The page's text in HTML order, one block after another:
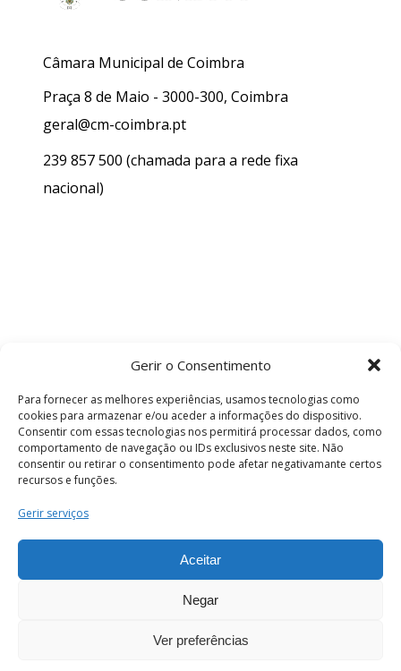
Gerir o Consentimento
Para fornecer as melhores experiências, usamos tecnologias como
cookies para armazenar e/ou aceder a informações do dispositivo.
Consentir com essas tecnologias nos permitirá processar dados, como
comportamento de navegação ou IDs exclusivos neste site. Não
consentir ou retirar o consentimento pode afetar negativamante certos
recursos e funções.
Gerir serviços
Aceitar
Negar
Ver preferências
Câmara Municipal de Coimbra
Praça 8 de Maio - 3000-300, Coimbra
geral@cm-coimbra.pt
239 857 500 (chamada para a rede fixa
nacional)
Termos e Condições
os direitos reservados.